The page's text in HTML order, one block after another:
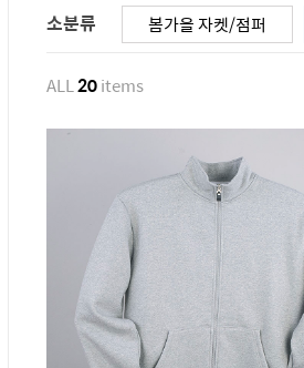
소분류 봄가을 자켓/점퍼
ALL20items